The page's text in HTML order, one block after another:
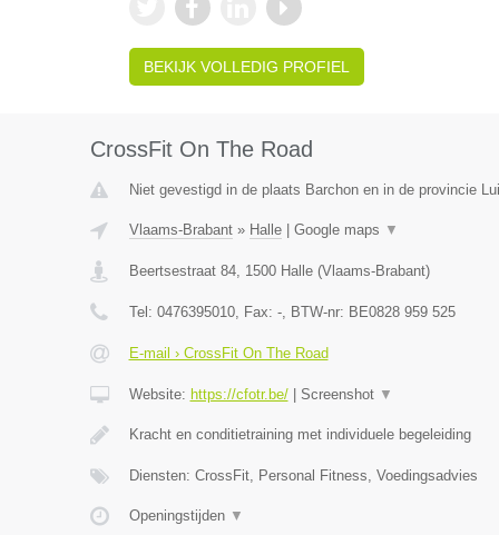
BEKIJK VOLLEDIG PROFIEL
CrossFit On The Road
Niet gevestigd in de plaats Barchon en in de provincie
Vlaams-Brabant» Halle| Google maps ▼
Beertsestraat 84, 1500 Halle(Vlaams-Brabant)
Tel: 0476395010, Fax: -, BTW-nr: BE0828 959 525
E-mail › CrossFit On The Road
Website: https://cfotr.be/| Screenshot ▼
Kracht en conditietraining met individuele begeleiding
Diensten: CrossFit, Personal Fitness, Voedingsadvies
Openingstijden ▼